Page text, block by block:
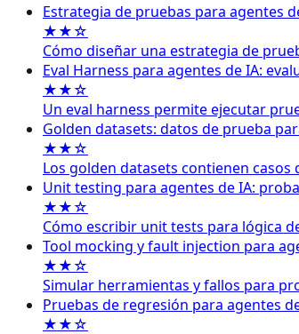
Estrategia de pruebas para agentes
★★☆
Cómo diseñar una estrategia de
Eval Harness para agentes de IA:
★★☆
Un eval harness permite ejecutar
Golden datasets: datos de prueba
★★☆
Los golden datasets contienen
Unit testing para agentes de IA:
★★☆
Cómo escribir unit tests para lógica
Tool mocking y fault injection para
★★☆
Simular herramientas y fallos para
Pruebas de regresión para agentes
★★☆